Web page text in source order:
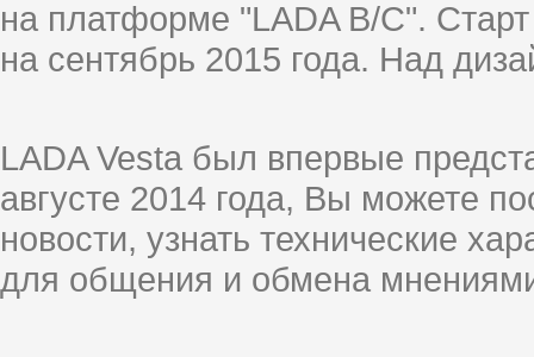
на платформе "LADA B/C".
на сентябрь 2015 года. Над
LADA Vesta был впервые
августе 2014 года, Вы можете
новости, узнать технические
для общения и обмена